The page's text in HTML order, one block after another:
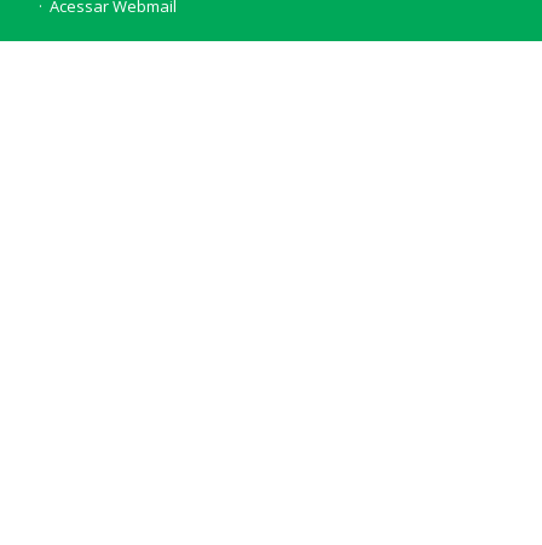
Acessar Webmail